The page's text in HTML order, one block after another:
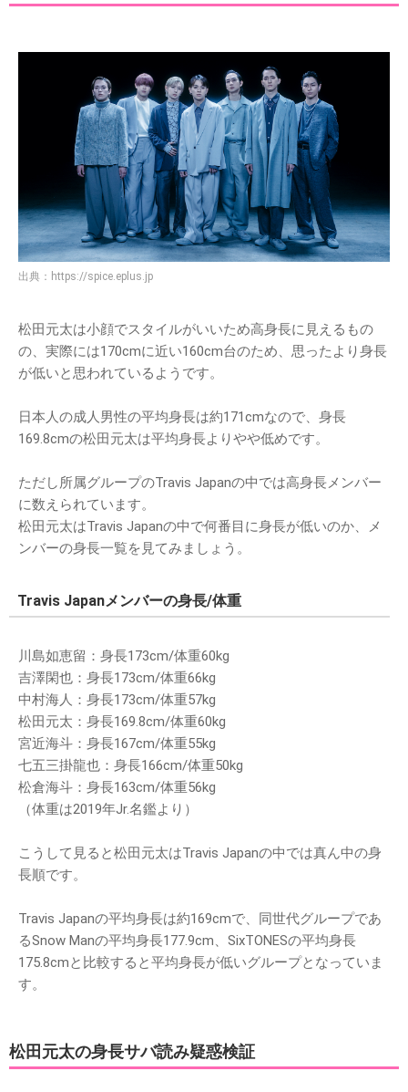
出典： https://spice.eplus.jp
松田元太は小顔でスタイルがいいため高身長に見えるもの
の、実際には170cmに近い160cm台のため、思ったより身長
が低いと思われているようです。
日本人の成人男性の平均身長は約171cmなので、身長
169.8cmの松田元太は平均身長よりやや低めです。
ただし所属グループのTravis Japanの中では高身長メンバー
に数えられています。
松田元太はTravis Japanの中で何番目に身長が低いのか、メ
ンバーの身長一覧を見てみましょう。
Travis Japanメンバーの身長/体重
川島如恵留：身長173cm/体重60kg
吉澤閑也：身長173cm/体重66kg
中村海人：身長173cm/体重57kg
松田元太：身長169.8cm/体重60kg
宮近海斗：身長167cm/体重55kg
七五三掛龍也：身長166cm/体重50kg
松倉海斗：身長163cm/体重56kg
（体重は2019年Jr.名鑑より）
こうして見ると松田元太はTravis Japanの中では真ん中の身
長順です。
Travis Japanの平均身長は約169cmで、同世代グループであ
るSnow Manの平均身長177.9cm、SixTONESの平均身長
175.8cmと比較すると平均身長が低いグループとなっていま
す。
松田元太の身長サバ読み疑惑検証